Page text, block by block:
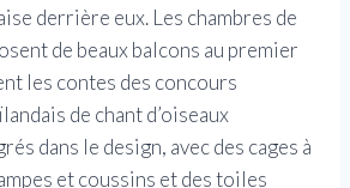
derrière eux. Les chambres de
de beaux balcons au premier
les contes des concours
de chant d’oiseaux
dans le design, avec des cages à
et coussins et des toiles